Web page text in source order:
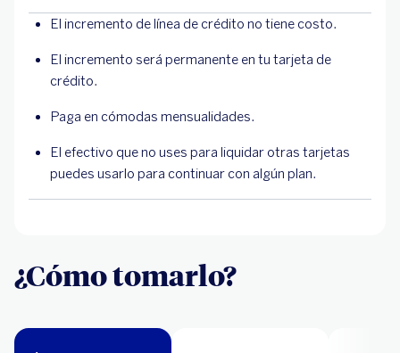
El incremento de línea de crédito no tiene costo.
El incremento será permanente en tu tarjeta de
crédito.
Paga en cómodas mensualidades.
El efectivo que no uses para liquidar otras tarjetas
puedes usarlo para continuar con algún plan.
¿Cómo tomarlo?